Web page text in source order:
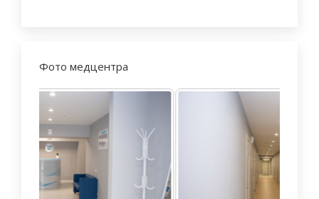
Фото медцентра